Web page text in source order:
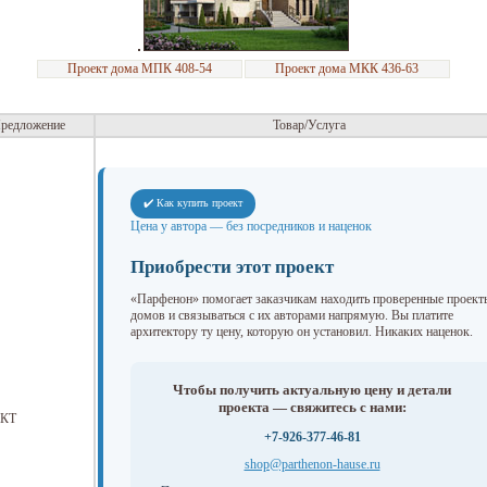
Проект дома МПК 408-54 Проект дома МКК 436-63
Товар/Услуга
✔️ Как купить проект
Цена у автора — без посредников и наценок
Приобрести этот проект
«Парфенон» помогает заказчикам находить проверенные
домов и связываться с их авторами напрямую. Вы платите
архитектору ту цену, которую он установил. Никаких наценок.
Чтобы получить актуальную цену и детали
проекта — свяжитесь с нами:
+7-926-377-46-81
shop@parthenon-hause.ru